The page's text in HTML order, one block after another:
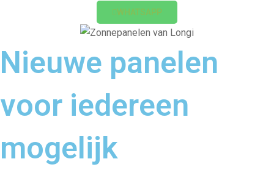
WHATSAPP
Nieuwe panelen
voor iedereen
mogelijk